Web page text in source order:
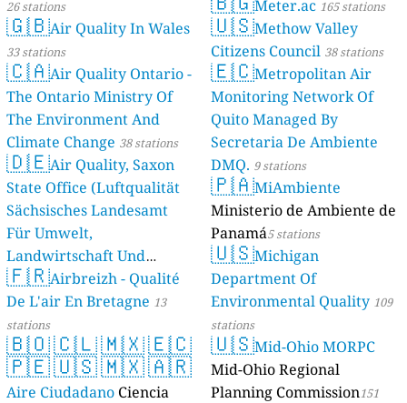
26 stations
🇬🇧Air Quality In Wales
33 stations
🇨🇦Air Quality Ontario -
The Ontario Ministry Of
The Environment And
Climate Change 38 stations
🇩🇪Air Quality, Saxon
State Office (Luftqualität
Sächsisches Landesamt
Für Umwelt,
Landwirtschaft Und
Geologie) 50 stations
🇫🇷Airbreizh - Qualité
De L'air En Bretagne 13
stations
🇧🇴🇨🇱🇲🇽🇪🇨
🇵🇪🇺🇸🇲🇽🇦🇷
Aire Ciudadano Ciencia
Meter.ac 165 stations
🇺🇸Methow Valley
Citizens Council 38 stations
🇪🇨Metropolitan Air
Monitoring Network Of
Quito Managed By
Secretaria De Ambiente
DMQ. 9 stations
🇵🇦MiAmbiente
Ministerio de Ambiente de
Panamá5 stations
🇺🇸Michigan
Department Of
Environmental Quality 109
stations
🇺🇸Mid-Ohio MORPC
Mid-Ohio Regional
Planning Commission151